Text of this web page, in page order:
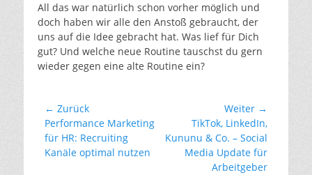
All das war natürlich schon vorher möglich und
doch haben wir alle den Anstoß gebraucht, der
uns auf die Idee gebracht hat. Was lief für Dich
gut? Und welche neue Routine tauschst du gern
wieder gegen eine alte Routine ein?
Beitragsnavigation
← Zurück
Vorheriger
Beitrag:
Performance Marketing
für HR: Recruiting
Kanäle optimal nutzen
Weiter →
Nächster
Beitrag:
TikTok, LinkedIn,
Kununu & Co. – Social
Media Update für
Arbeitgeber